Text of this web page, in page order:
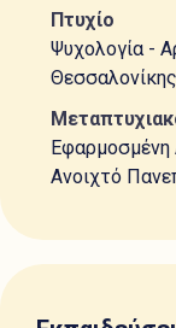
Πτυχίο
Ψυχολογία -
Θεσσαλονίκης
Εφαρμοσμένη
Ανοιχτό